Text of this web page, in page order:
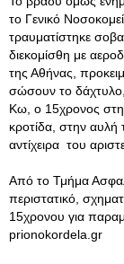
το Γενικό
τραυματίστηκε
διεκομίσθη με
της Αθήνας,
σώσουν το
Κω, ο 15χρονος
κροτίδα, στην αυλή
αντίχειρα του
Από το Τμήμα
περιστατικό,
15χρονου για
prionokordela.gr